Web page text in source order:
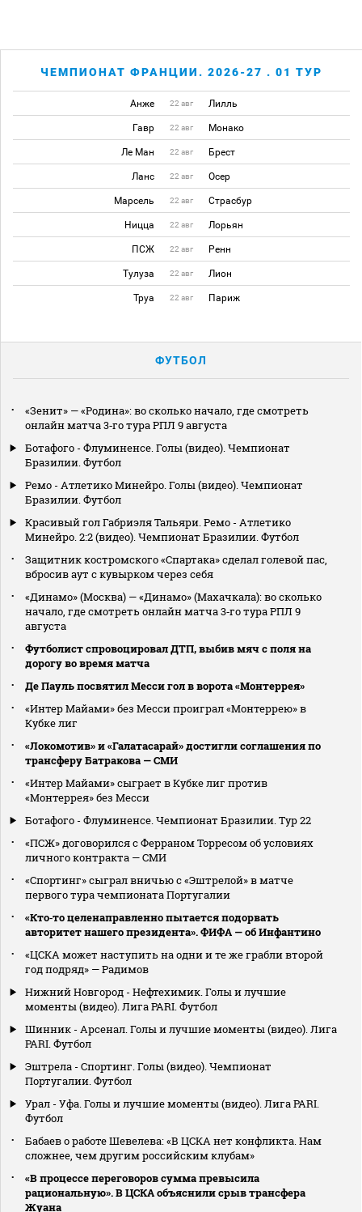
ЧЕМПИОНАТ ФРАНЦИИ. 2026-27 . 01 ТУР
Анже 22 авг Лилль
Гавр 22 авг Монако
Ле Ман 22 авг Брест
Ланс 22 авг Осер
Марсель 22 авг Страсбур
Ницца 22 авг Лорьян
ПСЖ 22 авг Ренн
Тулуза 22 авг Лион
Труа 22 авг Париж
ФУТБОЛ
«Зенит» — «Родина»: во сколько начало, где смотреть
онлайн матча 3‑го тура РПЛ 9 августа
Ботафого - Флуминенсе. Голы (видео). Чемпионат
Бразилии. Футбол
Ремо - Атлетико Минейро. Голы (видео). Чемпионат
Бразилии. Футбол
Красивый гол Габриэля Тальяри. Ремо - Атлетико
Минейро. 2:2 (видео). Чемпионат Бразилии. Футбол
Защитник костромского «Спартака» сделал голевой пас,
вбросив аут с кувырком через себя
«Динамо» (Москва) — «Динамо» (Махачкала): во сколько
начало, где смотреть онлайн матча 3‑го тура РПЛ 9
августа
Футболист спровоцировал ДТП, выбив мяч с поля на
дорогу во время матча
Де Пауль посвятил Месси гол в ворота «Монтеррея»
«Интер Майами» без Месси проиграл «Монтеррею» в
Кубке лиг
«Локомотив» и «Галатасарай» достигли соглашения по
трансферу Батракова — СМИ
«Интер Майами» сыграет в Кубке лиг против
«Монтеррея» без Месси
Ботафого - Флуминенсе. Чемпионат Бразилии. Тур 22
«ПСЖ» договорился с Ферраном Торресом об условиях
личного контракта — СМИ
«Спортинг» сыграл вничью с «Эштрелой» в матче
первого тура чемпионата Португалии
«Кто‑то целенаправленно пытается подорвать
авторитет нашего президента». ФИФА — об Инфантино
«ЦСКА может наступить на одни и те же грабли второй
год подряд» — Радимов
Нижний Новгород - Нефтехимик. Голы и лучшие
моменты (видео). Лига PARI. Футбол
Шинник - Арсенал. Голы и лучшие моменты (видео). Лига
PARI. Футбол
Эштрела - Спортинг. Голы (видео). Чемпионат
Португалии. Футбол
Урал - Уфа. Голы и лучшие моменты (видео). Лига PARI.
Футбол
Бабаев о работе Шевелева: «В ЦСКА нет конфликта. Нам
сложнее, чем другим российским клубам»
«В процессе переговоров сумма превысила
рациональную». В ЦСКА объяснили срыв трансфера
Жуана